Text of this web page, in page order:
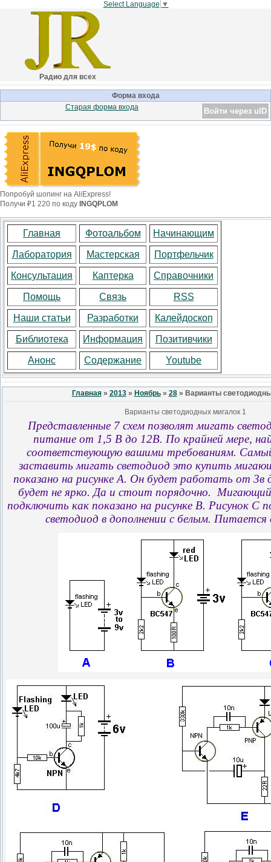
Select Language ▼
Радио для всех
Форма входа
Войти через uID
Старая форма входа
Попробуй шопинг на AliExpress!
Получи ₽1 220 по коду INGQPLOM
Главная Фотоальбом Начинающим
Лаборатория Мастерская Портфельчик
Консультация Каптерка Справочники
Помощь Связь RSS
Наши статьи Разработки Калейдоскоп
Библиотека Информация Позитивчики
Анонс Содержание Youtube
Главная» 2013 » Ноябрь » 28» Варианты
Варианты светодиодных мигалок 1
Представленные7 схем позволят мигать
питание от 1,5 В до 12В. По крайней мере,
соответствующую вашими требованиям.
заставить мигать светодиод это купить
показано на рисунке A. Он будет работать от 3в
будет не ярко. Да и стоит порядочно. Мигающий
подключить как показано на рисунке B. Рисунок C
светодиод в дополнении с белым. Питается